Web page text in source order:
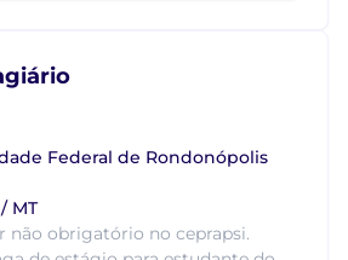
Federal de Rondonópolis
MT
não obrigatório no ceprapsi.